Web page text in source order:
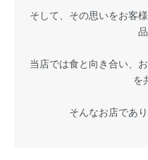
そして、その思いをお客
当店では食と向き合い、
を
そんなお店であ